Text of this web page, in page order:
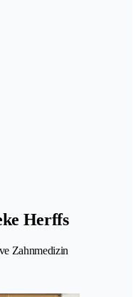
Herffs
Zahnmedizin